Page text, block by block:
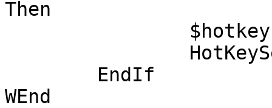
Then
EndIf
WEnd